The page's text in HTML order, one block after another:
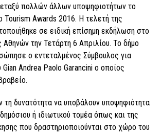
πολλών άλλων υποψηφιοτήτων το
Tourism Awards 2016. Η τελετή της
σε ειδική επίσημη εκδήλωση στο
την Τετάρτη 6 Απριλίου. Το δήμο
ο εντεταλμένος Σύμβουλος για
Andrea Paolo Garancini ο οποίος
τη δυνατότητα να υποβάλουν υποψηφιότητα
ή ιδιωτικού τομέα όπως και της
που δραστηριοποιούνται στο χώρο του